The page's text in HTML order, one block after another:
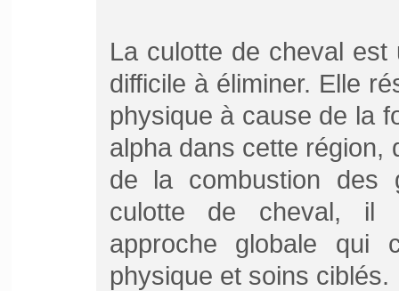
La culotte de cheval
difficile à éliminer. Elle
physique à cause de la
alpha dans cette région,
de la combustion des
culotte de cheval, il
approche globale qui
physique et soins ciblés.